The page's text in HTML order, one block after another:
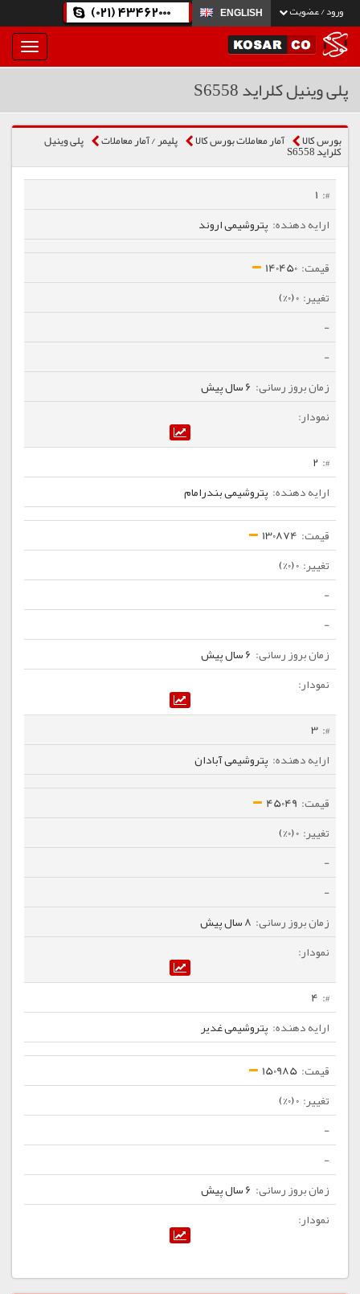
ورود / عضویت ENGLISH
(021) 43462000
بار
و
پلی وینیل کلراید S6558
بورس کالا آمار معاملات بورس کالا پلیمر / آمار معاملات پلی وینیل
کلراید S6558
1
پتروشیمی اروند
140450
0 (0%)
-
-
6 سال پیش
2
پتروشیمی بندرامام
130874
0 (0%)
-
-
6 سال پیش
3
پتروشیمی آبادان
45049
0 (0%)
-
-
8 سال پیش
4
پتروشیمی غدیر
150985
0 (0%)
-
-
6 سال پیش